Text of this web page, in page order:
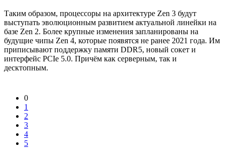
Таким образом, процессоры на архитектуре Zen 3 будут
выступать эволюционным развитием актуальной линейки на
базе Zen 2. Более крупные изменения запланированы на
будущие чипы Zen 4, которые появятся не ранее 2021 года. Им
приписывают поддержку памяти DDR5, новый сокет и
интерфейс PCIe 5.0. Причём как серверным, так и
десктопным.
0
1
2
3
4
5